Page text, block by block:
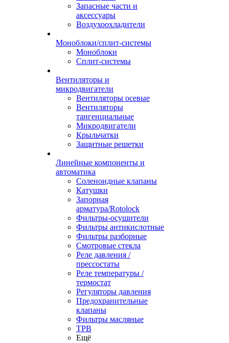
Запасные части и
аксессуары
Воздухоохладители
Моноблоки/сплит-системы
Моноблоки
Сплит-системы
Вентиляторы и
микродвигатели
Вентиляторы осевые
Вентиляторы
тангенциальные
Микродвигатели
Крыльчатки
Защитные решетки
Линейные компоненты и
автоматика
Соленоидные клапаны
Катушки
Запорная
арматура/Rotolock
Фильтры-осушители
Фильтры антикислотные
Фильтры разборные
Смотровые стекла
Реле давления /
прессостаты
Реле температуры /
термостат
Регуляторы давления
Предохранительные
клапаны
Фильтры масляные
ТРВ
Ещё